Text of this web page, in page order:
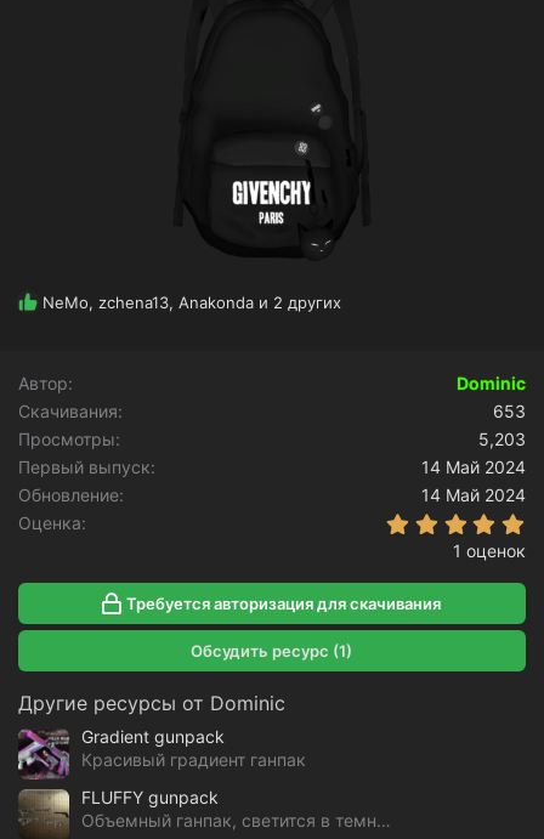
Р
ц
и
и
NeMo, zchena13, Anakonda и 2 других
Автор
Dominic
Скачивания
653
Просмотры
5,203
Первый выпуск
14 Май 2024
Обновление
14 Май 2024
Оценка
1 оценок
Требуется авторизация для скачивания
Обсудить ресурс (1)
Другие ресурсы от Dominic
Gradient gunpack
Красивый градиент ганпак
FLUFFY gunpack
Объемный ганпак, светится в темноте